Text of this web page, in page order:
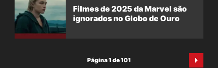
Filmes de 2025 da Marvel são
ignorados no Globo de Ouro
Página 1 de 101